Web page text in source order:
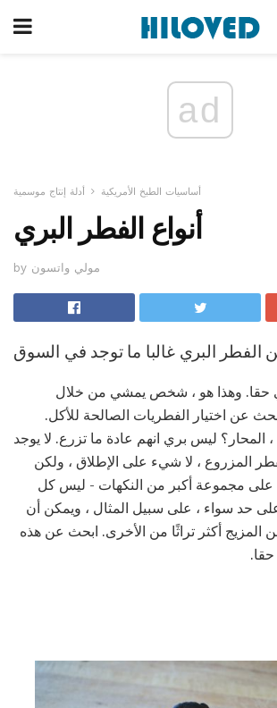
ad
أساسيات الطبخ الأمريكية أدلة إنتاج موسمية
أنواع الفطر البري
by مولي واتسون
الفطر البري غالبا ما توجد في السوق
حقا. وهذا هو ، شخص يمشي من خلال
عن اختيار الفطريات الصالحة للأكل.
، المحار؟ ليس بري انهم عادة ما تزرع. لا يوجد
المزروع ، لا شيء على الإطلاق ، ولكن
على مجموعة أكبر من النكهات - ليس كل
على حد سواء ، على سبيل المثال ، ويمكن أن
المزيج أكثر تراثًا من الأخرى. ابحث عن هذه
حقا.